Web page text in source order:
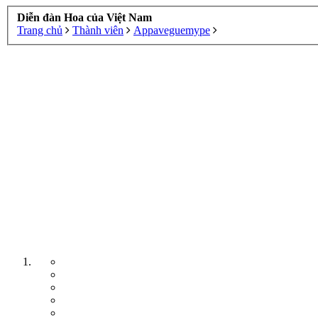
Diễn đàn Hoa của Việt Nam
Trang chủ
Thành viên Appaveguemype